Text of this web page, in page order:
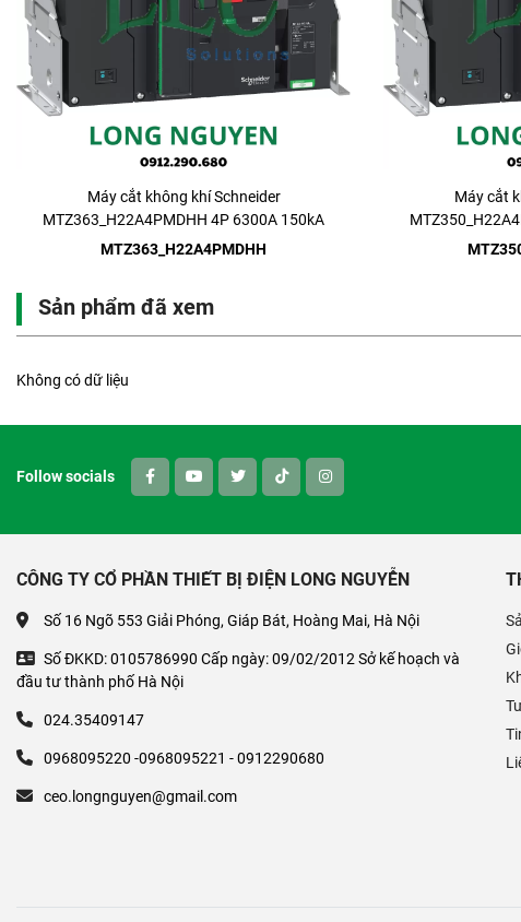
Máy cắt không khí Schneider
MTZ363_H22A4PMDHH 4P 6300A 150kA
Drawout
MTZ363_H22A4PMDHH
Máy cắt
Sản phẩm đã xem
Không có dữ liệu
Follow socials
CÔNG TY CỔ PHẦN THIẾT BỊ ĐIỆN LONG NGUYỄN
Số 16 Ngõ 553 Giải Phóng, Giáp Bát, Hoàng Mai, Hà Nội
Số ĐKKD: 0105786990 Cấp ngày: 09/02/2012 Sở kế hoạch và
đầu tư thành phố Hà Nội
024.35409147
0968095220 -0968095221 - 0912290680
ceo.longnguyen@gmail.com